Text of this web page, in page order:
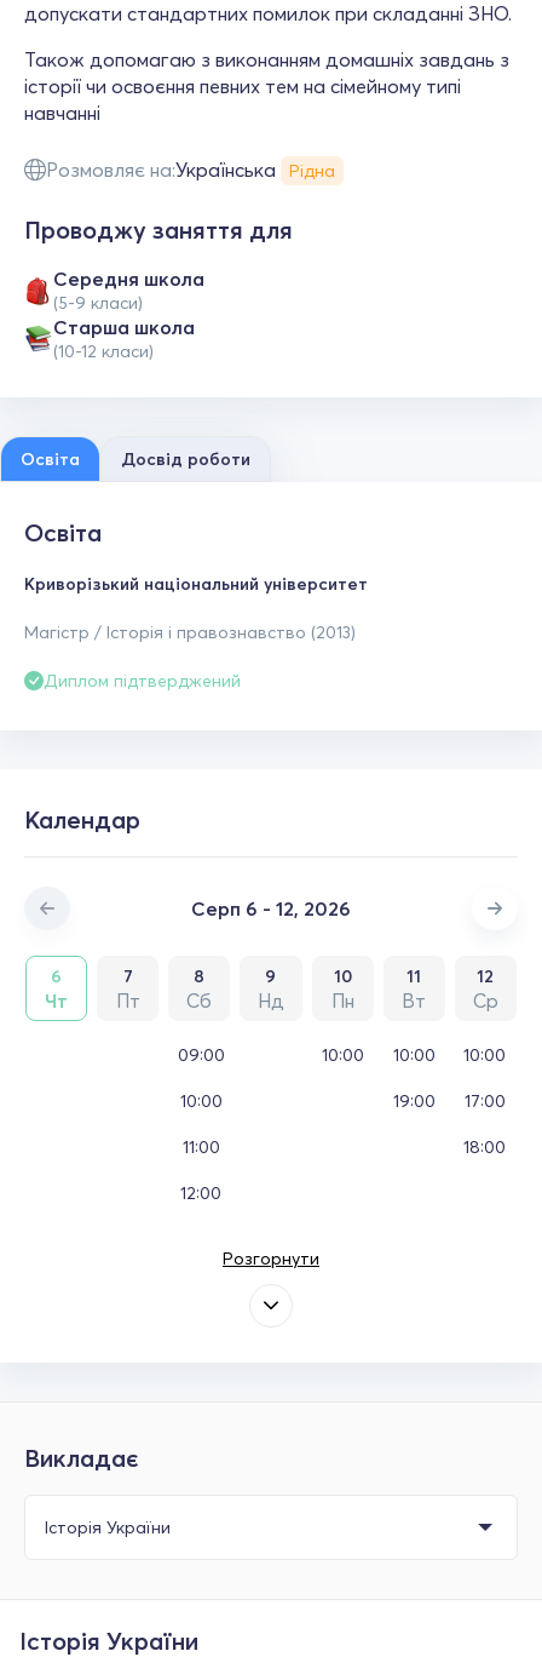
допускати стандартних помилок при складанні ЗНО.
Також допомагаю з виконанням домашніх завдань з
історії чи освоєння певних тем на сімейному типі
навчанні
Розмовляє на:Українська Рідна
Проводжу заняття для
Середня школа
(5-9 класи)
Старша школа
(10-12 класи)
Освіта Досвід роботи
Освіта
Криворізький національний університет
Магістр / Історія і правознавство (2013)
Диплом підтверджений
Календар
Серп 6 - 12, 2026
6
Чт
7
Пт
8
Сб
9
Нд
10
Пн
11
Вт
12
Ср
09:00
10:00
11:00
12:00
10:00 10:00
19:00
10:00
17:00
18:00
Розгорнути
Викладає
Історія України